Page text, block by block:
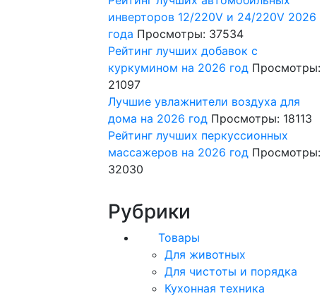
инверторов 12/220V и 24/220V 2026
года Просмотры: 37534
Рейтинг лучших добавок с
куркумином на 2026 год Просмотры:
21097
Лучшие увлажнители воздуха для
дома на 2026 год Просмотры: 18113
Рейтинг лучших перкуссионных
массажеров на 2026 год Просмотры:
32030
Рубрики
Товары
Для животных
Для чистоты и порядка
Кухонная техника